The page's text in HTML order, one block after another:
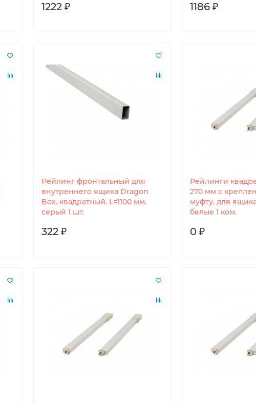
1222 ₽ 1186 ₽
Рейлинг фронтальный для
внутреннего ящика Dragon
Box. квадратный. L=1100 мм.
серый 1 шт.
322 ₽
Рейлинги
270 мм c
муфту. для
белые 1 ком.
0 ₽